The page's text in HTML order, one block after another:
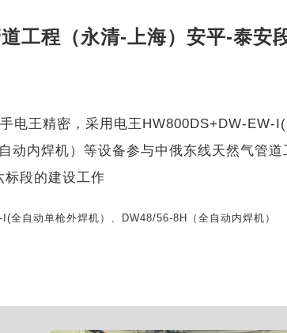
工程（永清-上海）安平-泰安
电王精密，采用电王HW800DS+DW-EW-
动内焊机）等设备参与中俄东线天然气管道
段的建设工作
全自动单枪外焊机）、DW48/56-8H（全自动内焊机）